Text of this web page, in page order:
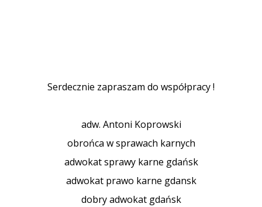
Serdecznie zapraszam do współpracy !
adw. Antoni Koprowski
obrońca w sprawach karnych
adwokat sprawy karne gdańsk
adwokat prawo karne gdansk
dobry adwokat gdańsk